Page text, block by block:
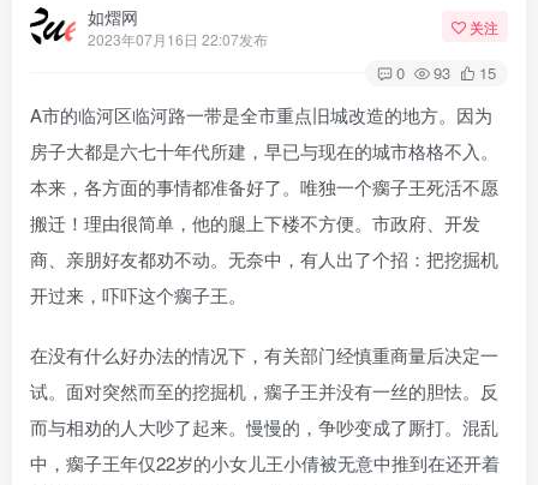
如熠网
2023年07月16日 22:07发布
关注
0 93 15
A市的临河区临河路一带是全市重点旧城改造的地方。因为
房子大都是六七十年代所建，早已与现在的城市格格不入。
本来，各方面的事情都准备好了。唯独一个瘸子王死活不愿
搬迁！理由很简单，他的腿上下楼不方便。市政府、开发
商、亲朋好友都劝不动。无奈中，有人出了个招：把挖掘机
开过来，吓吓这个瘸子王。
在没有什么好办法的情况下，有关部门经慎重商量后决定一
试。面对突然而至的挖掘机，瘸子王并没有一丝的胆怯。反
而与相劝的人大吵了起来。慢慢的，争吵变成了厮打。混乱
中，瘸子王年仅22岁的小女儿王小倩被无意中推到在还开着